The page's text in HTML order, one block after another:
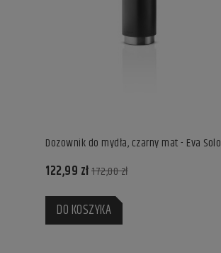
Dozownik do mydła, czarny mat - Eva Solo
122,99 zł172,00 zł
DO KOSZYKA